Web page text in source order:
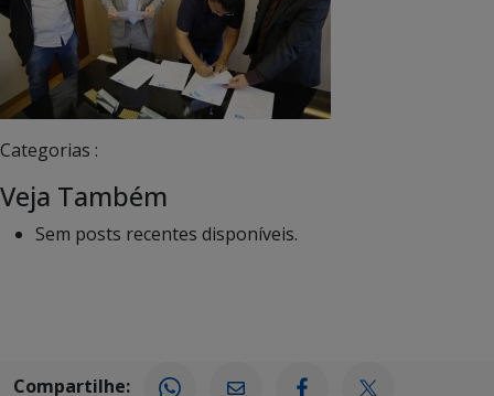
Categorias :
Veja Também
Sem posts recentes disponíveis.
Compartilhe: